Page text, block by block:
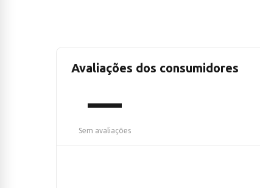
Avaliações dos consumidores
—
Sem avaliações